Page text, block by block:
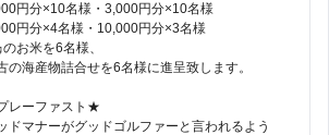
円分×10名様・3,000円分×10名様
円分×4名様・10,000円分×3名様
お米を6名様、
の海産物詰合せを6名様に進呈致します。
レーファスト★
ドマナーがグッドゴルファーと言われるよう